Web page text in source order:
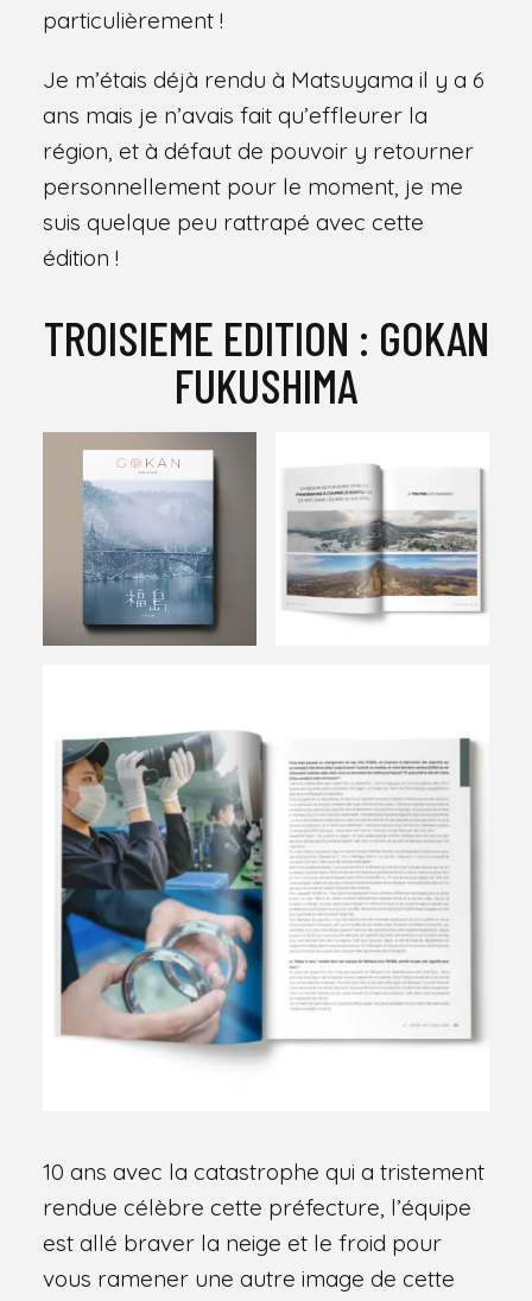
particulièrement !
Je m’étais déjà rendu à Matsuyama il y a 6
ans mais je n’avais fait qu’effleurer la
région, et à défaut de pouvoir y retourner
personnellement pour le moment, je me
suis quelque peu rattrapé avec cette
édition !
TROISIEME EDITION : GOKAN
FUKUSHIMA
10 ans avec la catastrophe qui a tristement
rendue célèbre cette préfecture, l’équipe
est allé braver la neige et le froid pour
vous ramener une autre image de cette